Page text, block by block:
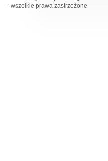
– wszelkie prawa zastrzeżone